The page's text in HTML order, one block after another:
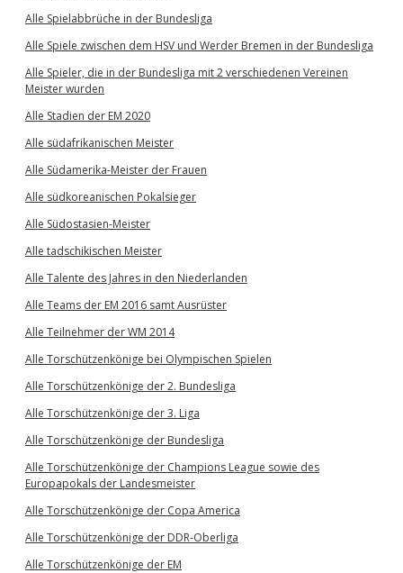
Alle Spielabbrüche in der Bundesliga
Alle Spiele zwischen dem HSV und Werder Bremen in der Bundesliga
Alle Spieler, die in der Bundesliga mit 2 verschiedenen Vereinen
Meister wurden
Alle Stadien der EM 2020
Alle südafrikanischen Meister
Alle Südamerika-Meister der Frauen
Alle südkoreanischen Pokalsieger
Alle Südostasien-Meister
Alle tadschikischen Meister
Alle Talente des Jahres in den Niederlanden
Alle Teams der EM 2016 samt Ausrüster
Alle Teilnehmer der WM 2014
Alle Torschützenkönige bei Olympischen Spielen
Alle Torschützenkönige der 2. Bundesliga
Alle Torschützenkönige der 3. Liga
Alle Torschützenkönige der Bundesliga
Alle Torschützenkönige der Champions League sowie des
Europapokals der Landesmeister
Alle Torschützenkönige der Copa America
Alle Torschützenkönige der DDR-Oberliga
Alle Torschützenkönige der EM